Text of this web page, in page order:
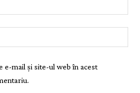
e-mail și site-ul web în acest